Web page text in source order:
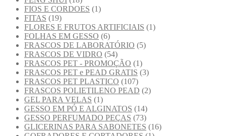
FIOS E CORDOES (1)
FITAS (19)
FLORES E FRUTOS ARTIFICIAIS (1)
FOLHAS EM GESSO (6)
FRASCOS DE LABORATÓRIO (5)
FRASCOS DE VIDRO (54)
FRASCOS PET - PROMOÇÃO (1)
FRASCOS PET e PEAD GRATIS (3)
FRASCOS PET PLASTICO (107)
FRASCOS POLIETILENO PEAD (2)
GEL PARA VELAS (1)
GESSO EM PÓ E ALGINATOS (14)
GESSO PERFUMADO PEÇAS (73)
GLICERINAS PARA SABONETES (16)